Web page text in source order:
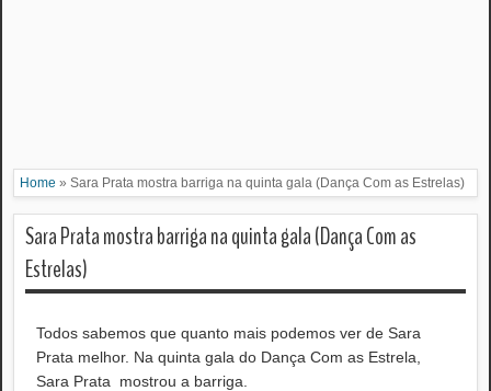
Home » Sara Prata mostra barriga na quinta gala (Dança Com as Estrelas)
Sara Prata mostra barriga na quinta gala (Dança Com as
Estrelas)
Todos sabemos que quanto mais podemos ver de Sara
Prata melhor. Na quinta gala do Dança Com as Estrela,
Sara Prata mostrou a barriga.